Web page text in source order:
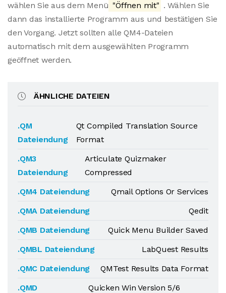
wählen Sie aus dem Menü "Öffnen mit" . Wählen Sie
dann das installierte Programm aus und bestätigen Sie
den Vorgang. Jetzt sollten alle QM4-Dateien
automatisch mit dem ausgewählten Programm
geöffnet werden.
ÄHNLICHE DATEIEN
.QM
Dateiendung
Qt Compiled Translation Source
Format
.QM3
Dateiendung
Articulate Quizmaker
Compressed
.QM4 Dateiendung
Qmail Options Or Services
.QMA Dateiendung
Qedit
.QMB Dateiendung
Quick Menu Builder Saved
.QMBL Dateiendung
LabQuest Results
.QMC Dateiendung
QMTest Results Data Format
.QMD
Quicken Win Version 5/6